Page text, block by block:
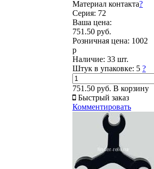
Материал контакта?
Серия: 72
Ваша цена:
751.50 руб.
Розничная цена: 1002
р
Наличие: 33 шт.
Штук в упаковке: 5 ?
751.50 руб. В корзину
Быстрый заказ
Комментировать